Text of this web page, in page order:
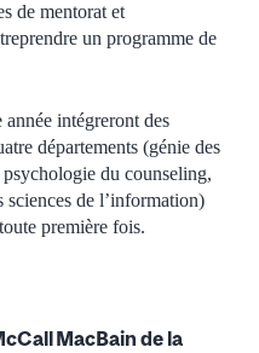
de mentorat et
un programme de
intégreront des
départements (génie des
du counseling,
sciences de l’information)
première fois.
MacBain de la